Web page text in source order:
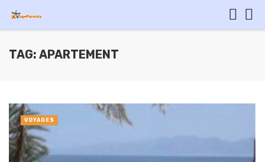
TAG: APARTEMENT
VOYAGES